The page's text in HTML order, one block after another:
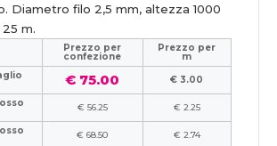
Diametro filo 2,5 mm, altezza 1000
m.
Prezzo per
confezione
Prezzo per
m
€ 75.00
€ 3.00
€ 56.25
€ 2.25
€ 68.50
€ 2.74